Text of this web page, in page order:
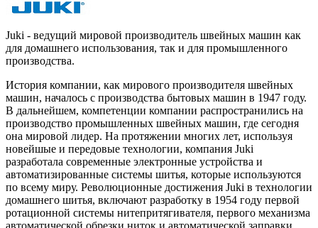
Juki - ведущий мировой производитель швейных машин как
для домашнего использования, так и для промышленного
производства.
История компании, как мирового производителя швейных
машин, началось с производства бытовых машин в 1947 году.
В дальнейшем, компетенции компании распространились на
производство промышленных швейных машин, где сегодня
она мировой лидер. На протяжении многих лет, используя
новейшые и передовые технологии, компания Juki
разработала современные электронные устройства и
автоматизированные системы шитья, которые используются
по всему миру. Революционные достижения Juki в технологии
домашнего шитья, включают разработку в 1954 году первой
ротационной системы нитепритягивателя, первого механизма
автоматической обрезки ниток и автоматической заправки